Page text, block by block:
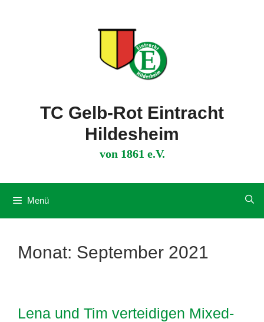
TC Gelb-Rot Eintracht
Hildesheim
von 1861 e.V.
Menü
Monat: September 2021
Lena und Tim verteidigen Mixed-